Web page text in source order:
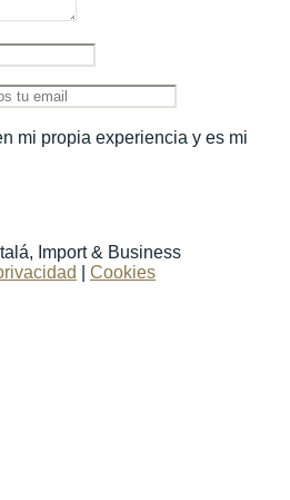
mi propia experiencia y es mi
Import & Business
Cookies